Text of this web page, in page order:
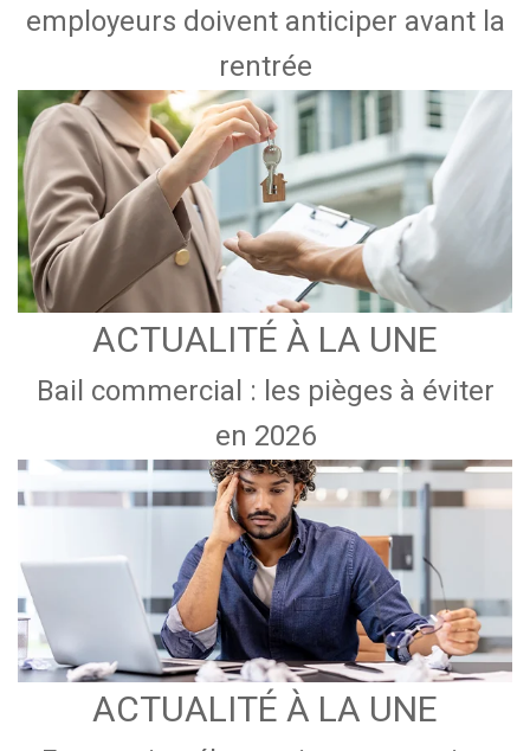
employeurs doivent anticiper avant la
rentrée
ACTUALITÉ À LA UNE
Bail commercial : les pièges à éviter
en 2026
ACTUALITÉ À LA UNE